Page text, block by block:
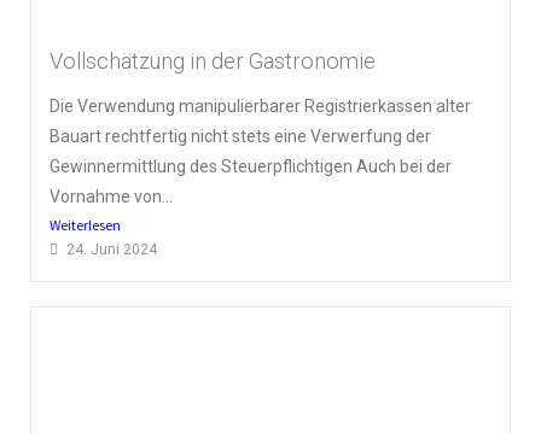
Vollschätzung in der Gastronomie
Die Verwendung manipulierbarer Registrierkassen alter
Bauart rechtfertig nicht stets eine Verwerfung der
Gewinnermittlung des Steuerpflichtigen Auch bei der
Vornahme von...
Weiterlesen
24. Juni 2024